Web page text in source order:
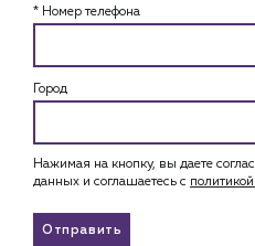
* Номер телефона
Город
Нажимая на кнопку, вы даете
данных и соглашаетесь c
Отправить